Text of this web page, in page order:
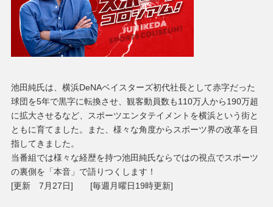
池田純氏は、横浜DeNAベイスターズ初代社長として赤字だった
球団を5年で黒字に転換させ、観客動員数も110万人から190万超
に拡大させるなど、スポーツエンタテイメントを横浜という街と
ともに育てました。また、様々な角度からスポーツ界の改革を目
指してきました。
当番組では様々な経歴を持つ池田純氏ならではの視点でスポーツ
の裏側を「本音」で語りつくします！
[更新 7月27日] [毎週月曜日19時更新]